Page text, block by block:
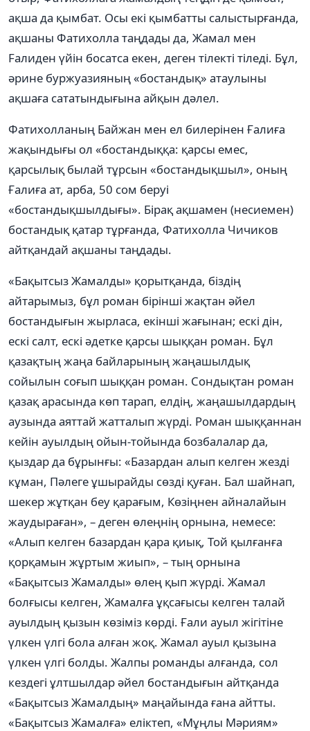
ақша да қымбат. Осы екі қымбатты салыстырғанда,
ақшаны Фатихолла таңдады да, Жамал мен
Fалиден үйін босатса екен, деген тілекті тіледі. Бұл,
əрине буржуазияның «бостандық» атаулыны
ақшаға сататындығына айқын дəлел.
Фатихолланың Байжан мен ел билерінен Ғалиға
жақындығы ол «бостандыққа: қарсы емес,
қарсылық былай тұрсын «бостандықшыл», оның
Ғалиға ат, арба, 50 сом беруі
«бостандықшылдығы». Бірақ ақшамен (несиемен)
бостандық қатар тұрғанда, Фатихолла Чичиков
айтқандай ақшаны таңдады.
«Бақытсыз Жамалды» қорытқанда, біздің
айтарымыз, бұл роман бірінші жақтан əйел
бостандығын жырласа, екінші жағынан; ескі дін,
ескі салт, ескі əдетке қарсы шыққан роман. Бұл
қазақтың жаңа байларының жаңашылдық
сойылын соғып шыққан роман. Сондықтан роман
қазақ арасында көп тарап, елдің, жаңашылдардың
аузында аяттай жатталып жүрді. Роман шыққаннан
кейін ауылдың ойын-тойында бозбалалар да,
қыздар да бұрынғы: «Базардан алып келген жезді
кұман, Пəлеге ұшырайды сөзді қуған. Бал шайнап,
шекер жұтқан беу қарағым, Көзіңнен айналайын
жаудыраған», – деген өлеңнің орнына, немесе:
«Алып келген базардан қара қиық, Той қылғанға
қорқамын жұртым жиып», – тың орнына
«Бақытсыз Жамалды» өлең қып жүрді. Жамал
болғысы келген, Жамалға ұқсағысы келген талай
ауылдың қызын көзіміз көрді. Ғали ауыл жігітіне
үлкен үлгі бола алған жоқ. Жамал ауыл қызына
үлкен үлгі болды. Жалпы романды алғанда, сол
кездегі ұлтшылдар əйел бостандығын айтқанда
«Бақытсыз Жамалдың» маңайында ғана айтты.
«Бақытсыз Жамалға» еліктеп, «Мұңлы Мəриям»